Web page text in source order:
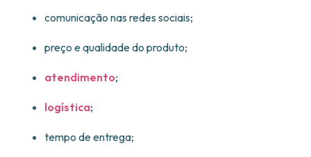
comunicação nas redes sociais;
preço e qualidade do produto;
atendimento;
logística;
tempo de entrega;